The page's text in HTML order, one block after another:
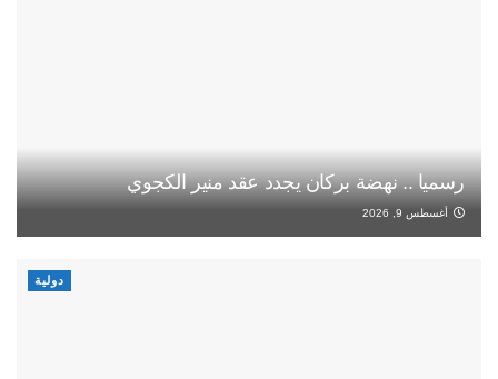
رسميا .. نهضة بركان يجدد عقد منير الكجوي
أغسطس 9, 2026
دولية